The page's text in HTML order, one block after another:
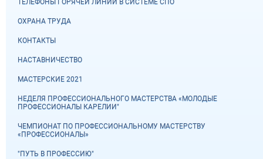
ТЕЛЕФОНЫ ГОРЯЧЕЙ ЛИНИИ В СИСТЕМЕ СПО
ОХРАНА ТРУДА
КОНТАКТЫ
НАСТАВНИЧЕСТВО
МАСТЕРСКИЕ 2021
НЕДЕЛЯ ПРОФЕССИОНАЛЬНОГО МАСТЕРСТВА «МОЛОДЫЕ
ПРОФЕССИОНАЛЫ КАРЕЛИИ"
ЧЕМПИОНАТ ПО ПРОФЕССИОНАЛЬНОМУ МАСТЕРСТВУ
«ПРОФЕССИОНАЛЫ»
"ПУТЬ В ПРОФЕССИЮ"